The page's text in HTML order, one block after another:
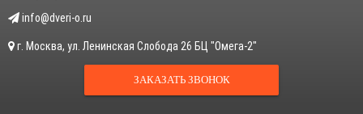
info@dveri-o.ru
г. Москва, ул. Ленинская Слобода 26 БЦ "Омега-2"
ЗАКАЗАТЬ ЗВОНОК